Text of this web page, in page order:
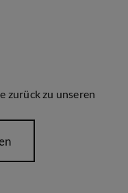
zurück zu unseren